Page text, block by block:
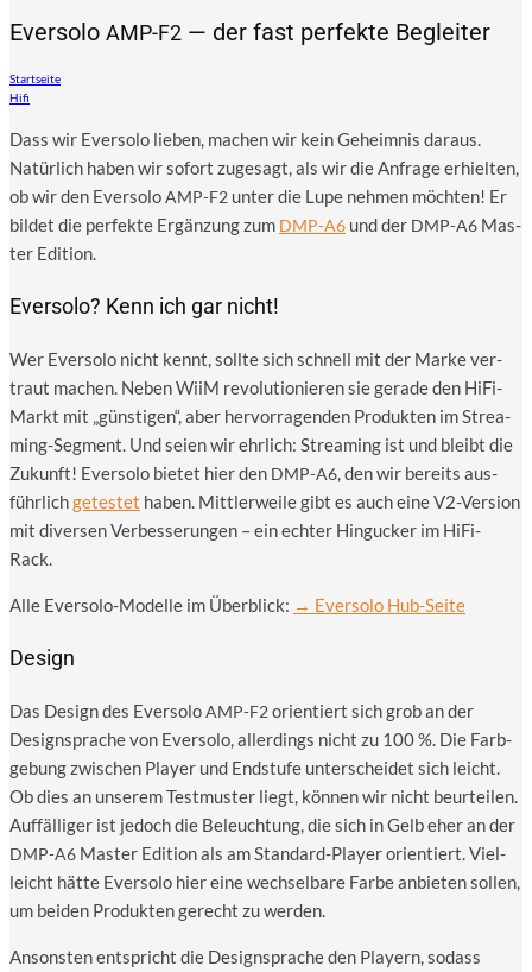
Eversolo AMP-F2 — der fast perfekte Begleiter
Startseite
Hifi
Dass wir Ever­so­lo lie­ben, machen wir kein Geheim­nis dar­aus.
Natür­lich haben wir sofort zuge­sagt, als wir die Anfra­ge erhiel­ten,
ob wir den Ever­so­loAMP-F2 unter die Lupe neh­men möch­ten! Er
bil­det die per­fek­te Ergän­zung zum DMP-A6 und der DMP-A6 Mas­
ter Edition.
Eversolo? Kenn ich gar nicht!
Wer Ever­so­lo nicht kennt, soll­te sich schnell mit der Mar­ke ver­
traut machen. Neben WiiM revo­lu­tio­nie­ren sie gera­de den HiFi-
Markt mit „güns­ti­gen“, aber her­vor­ra­gen­den Pro­duk­ten im Strea­
ming-Seg­ment. Und sei­en wir ehr­lich: Strea­ming ist und bleibt die
Zukunft! Ever­so­lo bie­tet hier den DMP-A6, den wir bereits aus­
führ­lichgetes­tet haben. Mitt­ler­wei­le gibt es auch eine V2-Ver­si­on
mit diver­sen Ver­bes­se­run­gen – ein ech­ter Hin­gu­cker im HiFi-
Rack.
Alle Ever­so­lo-Model­le im Über­blick: → Ever­so­lo Hub-Seite
Design
Das Design des Ever­so­loAMP-F2ori­en­tiert sich grob an der
Design­spra­che von Ever­so­lo, aller­dings nicht zu 100 %. Die Farb­
ge­bung zwi­schen Play­er und End­stu­fe unter­schei­det sich leicht.
Ob dies an unse­rem Test­mus­ter liegt, kön­nen wir nicht beur­tei­len.
Auf­fäl­li­ger ist jedoch die Beleuch­tung, die sich in Gelb eher an der
DMP-A6 Mas­ter Edi­ti­on als am Stan­dard-Play­er ori­en­tiert. Viel­
leicht hät­te Ever­so­lo hier eine wech­sel­ba­re Far­be anbie­ten sol­len,
um bei­den Pro­duk­ten gerecht zu werden.
Ansons­ten ent­spricht die Design­spra­che den Play­ern, sodass